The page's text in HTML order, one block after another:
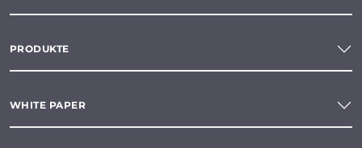
PRODUKTE
WHITE PAPER